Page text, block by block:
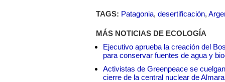
TAGS: Patagonia, desertificación,
MÁS NOTICIAS DE ECOLOGÍA
Ejecutivo aprueba la creación del
para conservar fuentes de agua y
Activistas de Greenpeace se
cierre de la central nuclear de